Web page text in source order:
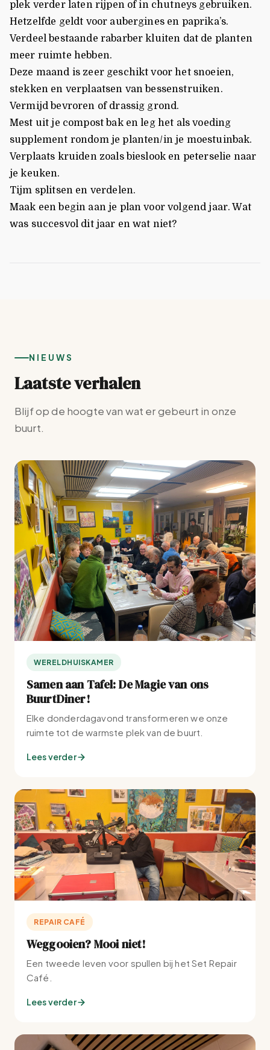
plek verder laten rijpen of in chutneys gebruiken.
Hetzelfde geldt voor aubergines en paprika’s.
Verdeel bestaande rabarber kluiten dat de planten
meer ruimte hebben.
Deze maand is zeer geschikt voor het snoeien,
stekken en verplaatsen van bessenstruiken.
Vermijd bevroren of drassig grond.
Mest uit je compost bak en leg het als voeding
supplement rondom je planten/in je moestuinbak.
Verplaats kruiden zoals bieslook en peterselie naar
je keuken.
Tijm splitsen en verdelen.
Maak een begin aan je plan voor volgend jaar. Wat
was succesvol dit jaar en wat niet?
NIEUWS
Laatste verhalen
Blijf op de hoogte van wat er gebeurt in onze
buurt.
WERELDHUISKAMER
Samen aan Tafel: De Magie van ons
BuurtDiner!
Elke donderdagavond transformeren we onze
ruimte tot de warmste plek van de buurt.
Lees verder
REPAIR CAFÉ
Weggooien? Mooi niet!
Een tweede leven voor spullen bij het Set Repair
Café.
Lees verder